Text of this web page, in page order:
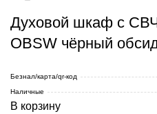
Духовой шкаф с
OBSW чёрный
Безнал/карта/qr-код
Наличные
В корзину